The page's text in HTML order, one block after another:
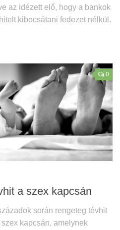
az idézett elő, hogy a bankok
kibocsátani fedezet nélkül.
0
a szex kapcsán
során rengeteg tévhit
kapcsán, amelynek